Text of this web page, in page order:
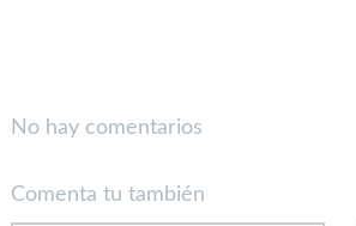
No hay comentarios
Comenta tu también